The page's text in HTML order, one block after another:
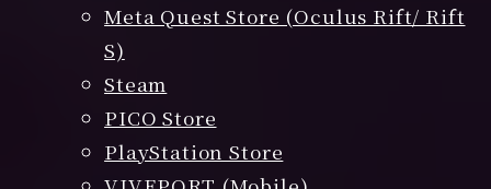
Meta Quest Store (Oculus Rift/ Rift
S)
Steam
PICO Store
PlayStation Store